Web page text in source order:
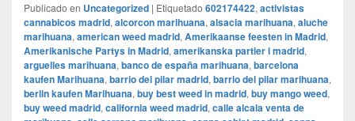
Publicado en Uncategorized | Etiquetado 602174422, activistas
cannabicos madrid, alcorcon marihuana, alsacia marihuana, aluche
marihuana, american weed madrid, Amerikaanse feesten in Madrid,
Amerikanische Partys in Madrid, amerikanska partier i madrid,
arguelles marihuana, banco de españa marihuana, barcelona
kaufen Marihuana, barrio del pilar madrid, barrio del pilar marihuana,
berlin kaufen Marihuana, buy best weed in madrid, buy mango weed,
buy weed madrid, california weed madrid, calle alcala venta de